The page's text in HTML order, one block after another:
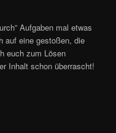
Aufgaben mal etwas
auf eine gestoßen, die
euch zum Lösen
Inhalt schon überrascht!